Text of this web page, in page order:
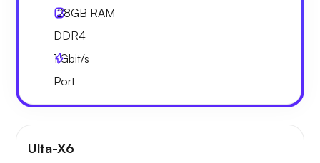
128GB RAM
DDR4
1Gbit/s
Port
Ulta-X6